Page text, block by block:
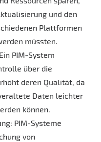
und den
Plattformen
müssten.
PIM-System
über die
deren Qualität, da
Daten leichter
können.
PIM-Systeme
von